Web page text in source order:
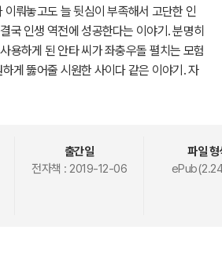
이뤄놓고도 늘 뒷심이 부족해서 고단한 인
국 인생 역전에 성공한다는 이야기. 분명히
용하게 된 안타 씨가 좌충우돌 펼치는 모험
게 뚫어줄 시원한 사이다 같은 이야기. 자
출간일
전자책 : 2019-12-06
파일 형